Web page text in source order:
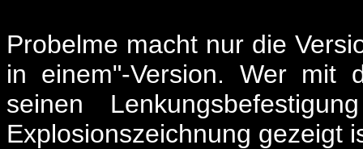
Probelme macht nur die
in einem"-Version. Wer mit
seinen
Explosionszeichnung gezeigt